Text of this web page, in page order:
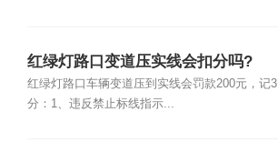
红绿灯路口变道压实线会扣分吗?
红绿灯路口车辆变道压到实线会罚款200元，记3
分：1、违反禁止标线指示...